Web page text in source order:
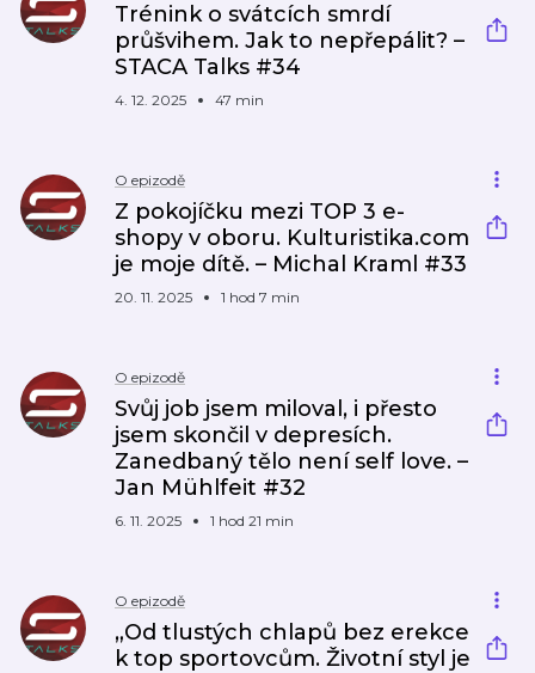
Trénink o svátcích smrdí
průšvihem. Jak to nepřepálit? –
STACA Talks #34
4. 12. 2025 47 min
O epizodě
Z pokojíčku mezi TOP 3 e-
shopy v oboru. Kulturistika.com
je moje dítě. – Michal Kraml #33
20. 11. 2025 1 hod 7 min
O epizodě
Svůj job jsem miloval, i přesto
jsem skončil v depresích.
Zanedbaný tělo není self love. –
Jan Mühlfeit #32
6. 11. 2025 1 hod 21 min
O epizodě
„Od tlustých chlapů bez erekce
k top sportovcům. Životní styl je